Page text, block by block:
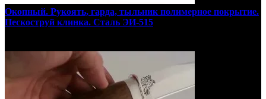
Окопный. Рукоять, гарда, тыльник полимерное покрытие.
Пескоструй клинка. Сталь ЭИ-515